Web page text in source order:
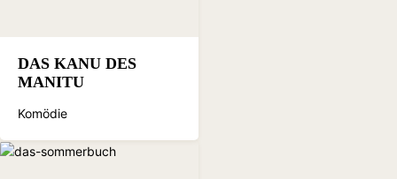
DAS KANU DES
MANITU
Komödie